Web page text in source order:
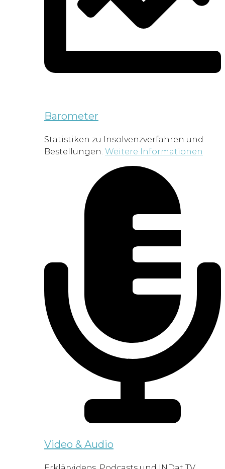
Barometer
Statistiken zu Insolvenzverfahren und
Bestellungen. Weitere Informationen
Video & Audio